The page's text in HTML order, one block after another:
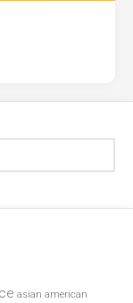
asian american